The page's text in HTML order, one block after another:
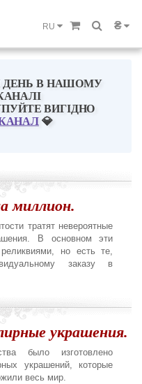
₴
RU
В НАШОМУ
ВИГІДНО
💎
миллион.
тратят невероятные
В основном эти
но есть те,
заказу в
украшения.
было изготовлено
украшений, которые
весь мир.